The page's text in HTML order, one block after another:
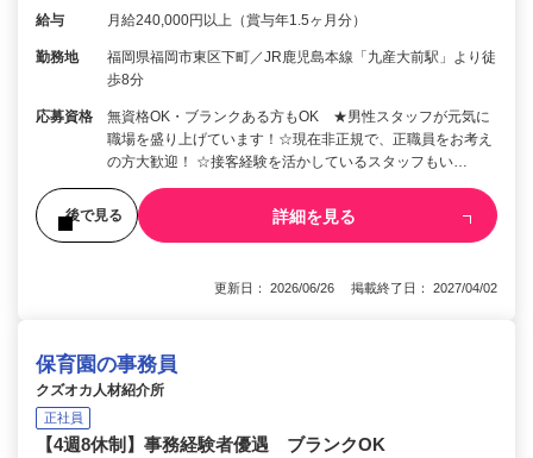
給与 月給240,000円以上（賞与年1.5ヶ月分）
勤務地
福岡県福岡市東区下町／JR鹿児島本線「九産大前駅」より徒
歩8分
応募資格
無資格OK・ブランクある方もOK ★男性スタッフが元気に
職場を盛り上げています！☆現在非正規で、正職員をお考え
の方大歓迎！ ☆接客経験を活かしているスタッフもい…
後で見る 詳細を見る
更新日： 2026/06/26 掲載終了日： 2027/04/02
保育園の事務員
クズオカ人材紹介所
正社員
【4週8休制】事務経験者優遇 ブランクOK